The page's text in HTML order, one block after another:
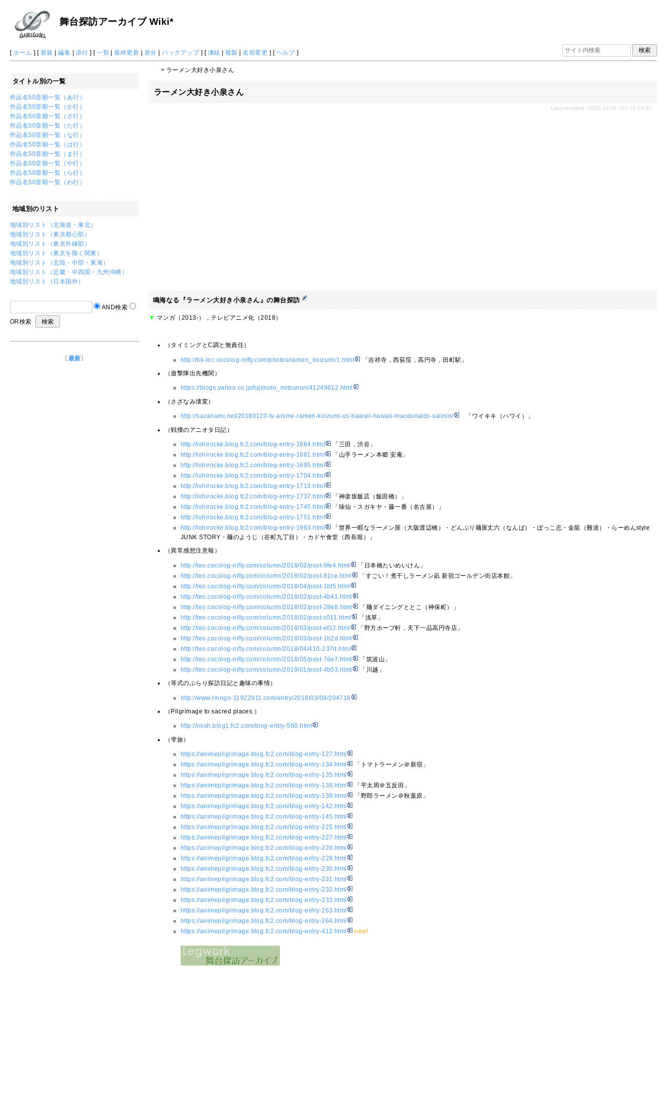
舞台探訪アーカイブ Wiki*
[ ホーム ] [ 新規 |編集 | 添付 ] [一覧 |最終更新 | 差分 |バックアップ] [ 凍結 | 複製 |名前変更 ] [ ヘルプ]
> ラーメン大好き小泉さん
ラーメン大好き小泉さん
Last-modified: 2022-12-28 (水) 13:24:57
鳴海なる『ラーメン大好き小泉さん』の舞台探訪
▼ マンガ（2013-），テレビアニメ化（2018）
（タイミングとC調と無責任）
http://hk-loc.cocolog-nifty.com/photos/ramen_koizumi/1.html
「吉祥寺，西荻窪，高円寺，田町駅」
（遊撃隊出先機関）
https://blogs.yahoo.co.jp/fujimoto_mitsunori/41249612.html
（さざなみ壊変）
http://sazanami.net/20180120-tv-anime-ramen-koizumi-us-hawaii-hawaii-macdonalds-saimin/
「ワイキキ（ハワイ）」
（戦慄のアニオタ日記）
http://lohirocke.blog.fc2.com/blog-entry-1664.html
「三田，渋谷」
http://lohirocke.blog.fc2.com/blog-entry-1681.html
「山手ラーメン本郷 安庵」
http://lohirocke.blog.fc2.com/blog-entry-1695.html
http://lohirocke.blog.fc2.com/blog-entry-1704.html
http://lohirocke.blog.fc2.com/blog-entry-1713.html
http://lohirocke.blog.fc2.com/blog-entry-1737.html
「神楽坂飯店（飯田橋）」
http://lohirocke.blog.fc2.com/blog-entry-1745.html
「味仙・スガキヤ・藤一番（名古屋）」
http://lohirocke.blog.fc2.com/blog-entry-1751.html
http://lohirocke.blog.fc2.com/blog-entry-1963.html
「世界一暇なラーメン屋（大阪渡辺橋）・どんぶり麺屋丈六（なんば）・ぼっこ志・金龍（難波）・らーめんstyle
JUNK STORY・麺のようじ（谷町九丁目）・カドヤ食堂（西長堀）」
（異常感想注意報）
http://teo.cocolog-nifty.com/column/2018/02/post-9fe4.html
「日本橋たいめいけん」
http://teo.cocolog-nifty.com/column/2018/02/post-81ce.html
「すごい！煮干しラーメン凪 新宿ゴールデン街店本館」
http://teo.cocolog-nifty.com/column/2018/04/post-1bf5.html
http://teo.cocolog-nifty.com/column/2018/02/post-4b41.html
http://teo.cocolog-nifty.com/column/2018/02/post-28e8.html
「麺ダイニングととこ（神保町）」
http://teo.cocolog-nifty.com/column/2018/02/post-c011.html
「浅草」
http://teo.cocolog-nifty.com/column/2018/03/post-ef32.html
「野方ホープ軒，天下一品高円寺店」
http://teo.cocolog-nifty.com/column/2018/03/post-1b2d.html
http://teo.cocolog-nifty.com/column/2018/04/410-237d.html
http://teo.cocolog-nifty.com/column/2018/05/post-76e7.html
「筑波山」
http://teo.cocolog-nifty.com/column/2019/01/post-4b53.html
「川越」
（等式のぶらり探訪日記と趣味の事情）
http://www.rinngo-11922911.com/entry/2018/03/09/204716
（Pilgrimage to sacred places.）
http://inish.blog1.fc2.com/blog-entry-580.html
（雫旅）
https://animepilgrimage.blog.fc2.com/blog-entry-127.html
https://animepilgrimage.blog.fc2.com/blog-entry-134.html
「トマトラーメン＠新宿」
https://animepilgrimage.blog.fc2.com/blog-entry-135.html
https://animepilgrimage.blog.fc2.com/blog-entry-138.html
「平太周＠五反田」
https://animepilgrimage.blog.fc2.com/blog-entry-139.html
「野郎ラーメン＠秋葉原」
https://animepilgrimage.blog.fc2.com/blog-entry-142.html
https://animepilgrimage.blog.fc2.com/blog-entry-145.html
https://animepilgrimage.blog.fc2.com/blog-entry-225.html
https://animepilgrimage.blog.fc2.com/blog-entry-227.html
https://animepilgrimage.blog.fc2.com/blog-entry-228.html
https://animepilgrimage.blog.fc2.com/blog-entry-229.html
https://animepilgrimage.blog.fc2.com/blog-entry-230.html
https://animepilgrimage.blog.fc2.com/blog-entry-231.html
https://animepilgrimage.blog.fc2.com/blog-entry-232.html
https://animepilgrimage.blog.fc2.com/blog-entry-233.html
https://animepilgrimage.blog.fc2.com/blog-entry-263.html
https://animepilgrimage.blog.fc2.com/blog-entry-264.html
https://animepilgrimage.blog.fc2.com/blog-entry-412.html
new!
タイトル別の一覧
作品名50音順一覧（あ行）
作品名50音順一覧（か行）
作品名50音順一覧（さ行）
作品名50音順一覧（た行）
作品名50音順一覧（な行）
作品名50音順一覧（は行）
作品名50音順一覧（ま行）
作品名50音順一覧（や行）
作品名50音順一覧（ら行）
作品名50音順一覧（わ行）
地域別のリスト
地域別リスト（北海道・東北）
地域別リスト（東京都心部）
地域別リスト（東京外縁部）
地域別リスト（東京を除く関東）
地域別リスト（北陸・中部・東海）
地域別リスト（近畿・中四国・九州沖縄）
地域別リスト（日本国外）
AND検索
OR検索
〔 最新〕